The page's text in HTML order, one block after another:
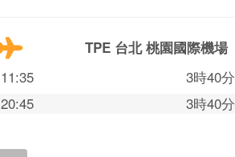
TPE 台北桃園國際機場
11:35 3時40分
20:45 3時40分